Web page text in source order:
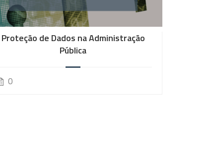
Proteção de Dados na Administração
Pública
0